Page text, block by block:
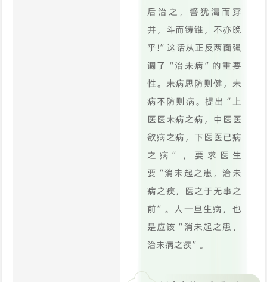
后治之，譬犹渴而穿
井，斗而铸锥，不亦晚
乎!”这话从正反两面强
调了“治未病”的重要
性。未病思防则健，未
病不防则病。提出“上
医医未病之病，中医医
欲病之病，下医医已病
之病”，要求医生
要“消未起之患，治未
病之疾，医之于无事之
前”。人一旦生病，也
是应该“消未起之患，
治未病之疾”。